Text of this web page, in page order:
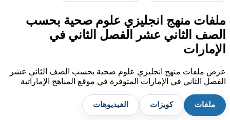
ملفات منهج انجليزي علوم صحية بحسب
الصف الثاني عشر الفصل الثاني في
الإمارات
عرض ملفات منهج انجليزي علوم صحية بحسب الصف الثاني عشر
الفصل الثاني في الإمارات المتوفرة في موقع المناهج الإماراتية
ملفات كويزات الفيديوهات